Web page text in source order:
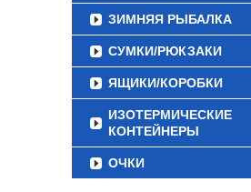
ЗИМНЯЯ РЫБАЛКА
СУМКИ/РЮКЗАКИ
ЯЩИКИ/КОРОБКИ
ИЗОТЕРМИЧЕСКИЕ
КОНТЕЙНЕРЫ
ОЧКИ